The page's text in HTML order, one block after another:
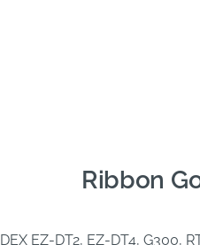
Ribbon
EZ-DT2, EZ-DT4, G300,